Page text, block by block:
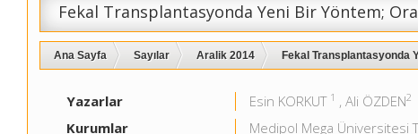
Fekal Transplantasyonda Yeni Bir Yöntem;
Ana Sayfa Sayılar Aralik 2014 Fekal Transplantasyonda
Yazarlar Esin KORKUT 1 , Ali ÖZDEN2
Kurumlar Medipol Mega Üniversitesi